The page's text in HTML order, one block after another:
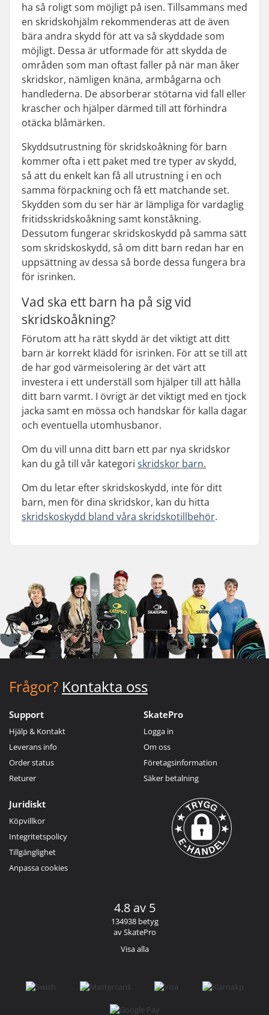
ha så roligt som möjligt på isen. Tillsammans med
en skridskohjälm rekommenderas att de även
bära andra skydd för att va så skyddade som
möjligt. Dessa är utformade för att skydda de
områden som man oftast faller på när man åker
skridskor, nämligen knäna, armbågarna och
handlederna. De absorberar stötarna vid fall eller
krascher och hjälper därmed till att förhindra
otäcka blåmärken.
Skyddsutrustning för skridskoåkning för barn
kommer ofta i ett paket med tre typer av skydd,
så att du enkelt kan få all utrustning i en och
samma förpackning och få ett matchande set.
Skydden som du ser här är lämpliga för vardaglig
fritidsskridskoåkning samt konståkning.
Dessutom fungerar skridskoskydd på samma sätt
som skridskoskydd, så om ditt barn redan har en
uppsättning av dessa så borde dessa fungera bra
för isrinken.
Vad ska ett barn ha på sig vid
skridskoåkning?
Förutom att ha rätt skydd är det viktigt att ditt
barn är korrekt klädd för isrinken. För att se till att
de har god värmeisolering är det värt att
investera i ett underställ som hjälper till att hålla
ditt barn varmt. I övrigt är det viktigt med en tjock
jacka samt en mössa och handskar för kalla dagar
och eventuella utomhusbanor.
Om du vill unna ditt barn ett par nya skridskor
kan du gå till vår kategori skridskor barn.
Om du letar efter skridskoskydd, inte för ditt
barn, men för dina skridskor, kan du hitta
skridskoskydd bland våra skridskotillbehör.
Frågor? Kontakta oss
Support
Hjälp & Kontakt
Leverans info
Order status
Returer
SkatePro
Logga in
Om oss
Företagsinformation
Säker betalning
Juridiskt
Köpvillkor
Integritetspolicy
Tillgänglighet
Anpassa cookies
4.8 av 5
134938 betyg
av SkatePro
Visa alla